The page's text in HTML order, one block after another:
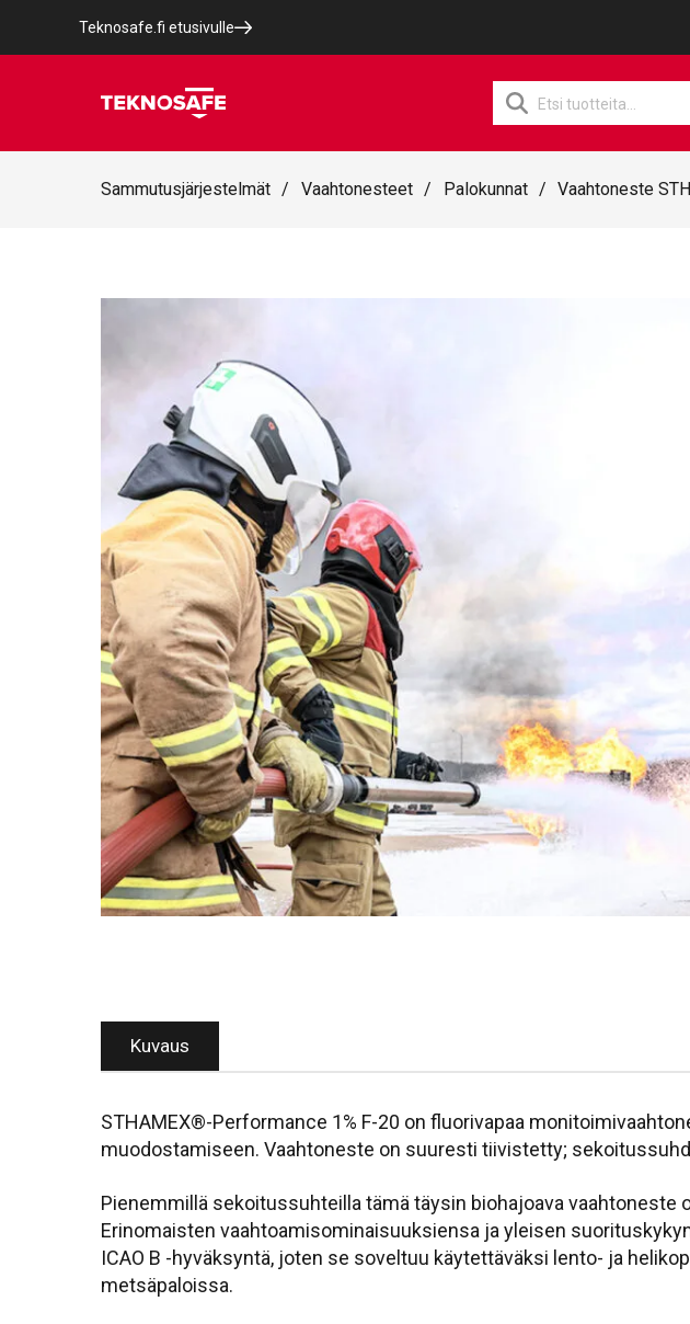
Teknosafe.fi etusivulle
Products
search
Sammutusjärjestelmät / Vaahtonesteet / Palokunnat / Vaahtoneste
Kuvaus
STHAMEX®-Performance 1% F-20 on fluorivapaa
muodostamiseen. Vaahtoneste on suuresti tiivistetty;
Pienemmillä sekoitussuhteilla tämä täysin biohajoava
Erinomaisten vaahtoamisominaisuuksiensa ja yleisen
ICAO B -hyväksyntä, joten se soveltuu käytettäväksi lento- ja
metsäpaloissa.